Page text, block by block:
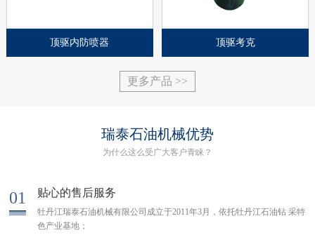
顶驱内防喷器 顶驱考克
更多产品 >>
瑞泰石油机械优势
为什么这么受广大客户青睐？
01 贴心的售后服务
牡丹江瑞泰石油机械有限公司成立于2011年3月，依托牡丹江石油钻 采特
色产业基地；